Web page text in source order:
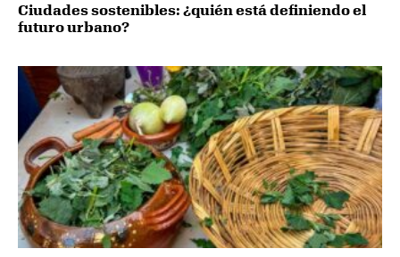
Ciudades sostenibles: ¿quién está definiendo el
futuro urbano?